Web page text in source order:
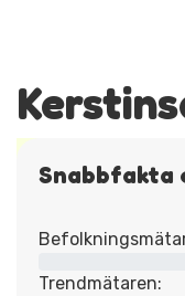
Snabbfakta
Trendmätaren: